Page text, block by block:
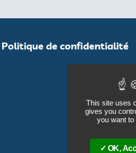
Politique de confidentialité
This site uses
gives you
you want to
OK,